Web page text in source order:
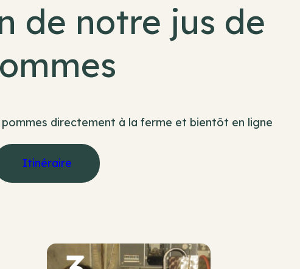
de notre jus de
directement à la ferme et bientôt en ligne
Itinéraire